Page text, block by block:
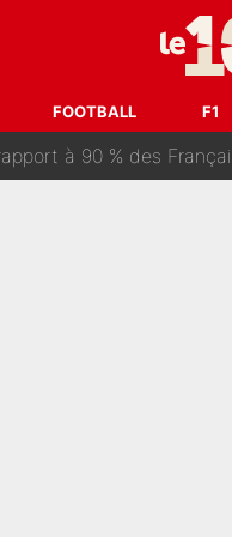
FOOTBALL F1
: Bruno Genesio fait
en 2027 ? L'IA
90 % des Français» : Voilà